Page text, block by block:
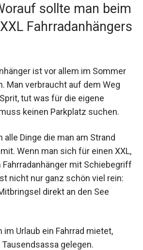
sollte man beim
Fahrradanhängers
ist vor allem im Sommer
Man verbraucht auf dem Weg
tut was für die eigene
keinen Parkplatz suchen.
alle Dinge die man am Strand
Wenn man sich für einen XXL,
Fahrradanhänger mit Schiebegriff
nicht nur ganz schön viel rein:
direkt an den See
im Urlaub ein Fahrrad mietet,
gelegen.